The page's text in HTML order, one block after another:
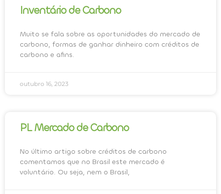
Inventário de Carbono
Muito se fala sobre as oportunidades do mercado de
carbono, formas de ganhar dinheiro com créditos de
carbono e afins.
outubro 16, 2023
PL Mercado de Carbono
No último artigo sobre créditos de carbono
comentamos que no Brasil este mercado é
voluntário. Ou seja, nem o Brasil,